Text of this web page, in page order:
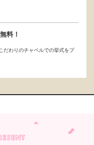
料！
だわりのチャペルでの挙式をプ